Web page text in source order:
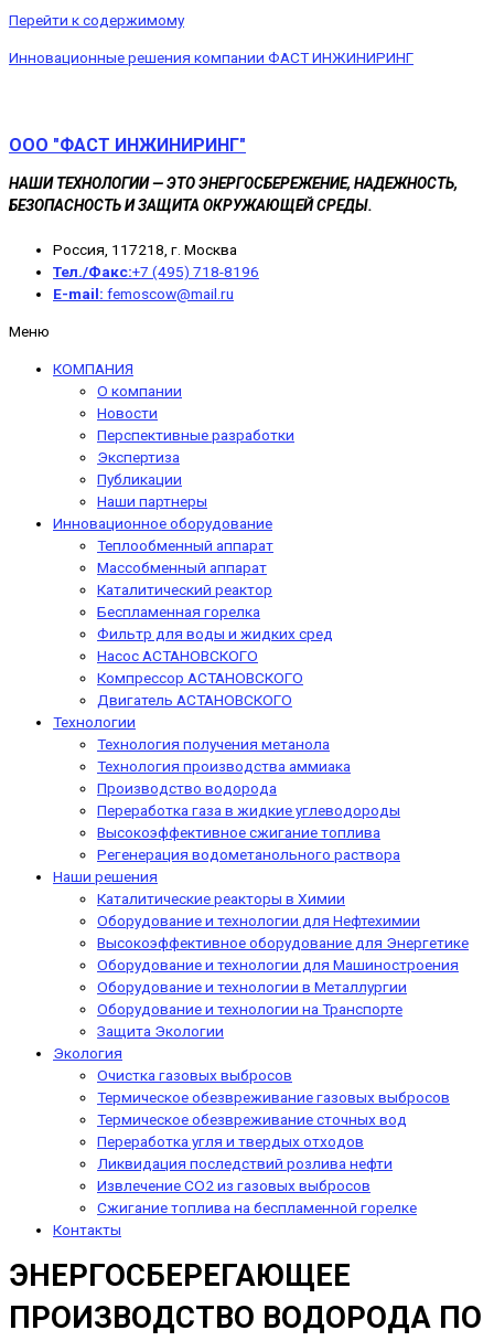
Перейти к содержимому
Инновационные решения компании ФАСТ ИНЖИНИРИНГ
ООО "ФАСТ ИНЖИНИРИНГ"
НАШИ ТЕХНОЛОГИИ — ЭТО ЭНЕРГОСБЕРЕЖЕНИЕ, НАДЕЖНОСТЬ,
БЕЗОПАСНОСТЬ И ЗАЩИТА ОКРУЖАЮЩЕЙ СРЕДЫ.
Россия, 117218, г. Москва
Тел./Факс:+7 (495) 718-8196
E-mail: femoscow@mail.ru
Меню
КОМПАНИЯ
O компании
Новости
Перспективные разработки
Экспертиза
Публикации
Наши партнеры
Инновационное оборудование
Теплообменный аппарат
Массобменный аппарат
Каталитический реактор
Беспламенная горелка
Фильтр для воды и жидких сред
Насос АСТАНОВСКОГО
Компрессор АСТАНОВСКОГО
Двигатель АСТАНОВСКОГО
Технологии
Технология получения метанола
Технология производства аммиака
Производство водорода
Переработка газа в жидкие углеводороды
Высокоэффективное сжигание топлива
Регенерация водометанольного раствора
Наши решения
Каталитические реакторы в Химии
Оборудование и технологии для Нефтехимии
Высокоэффективное оборудование для Энергетике
Оборудование и технологии для Машиностроения
Оборудование и технологии в Металлургии
Оборудование и технологии на Транспорте
Защита Экологии
Экология
Очистка газовых выбросов
Термическое обезвреживание газовых выбросов
Термическое обезвреживание сточных вод
Переработка угля и твердых отходов
Ликвидация последствий розлива нефти
Извлечение CO2 из газовых выбросов
Сжигание топлива на беспламенной горелке
Контакты
ЭНЕРГОСБЕРЕГАЮЩЕЕ
ПРОИЗВОДСТВО ВОДОРОДА ПО